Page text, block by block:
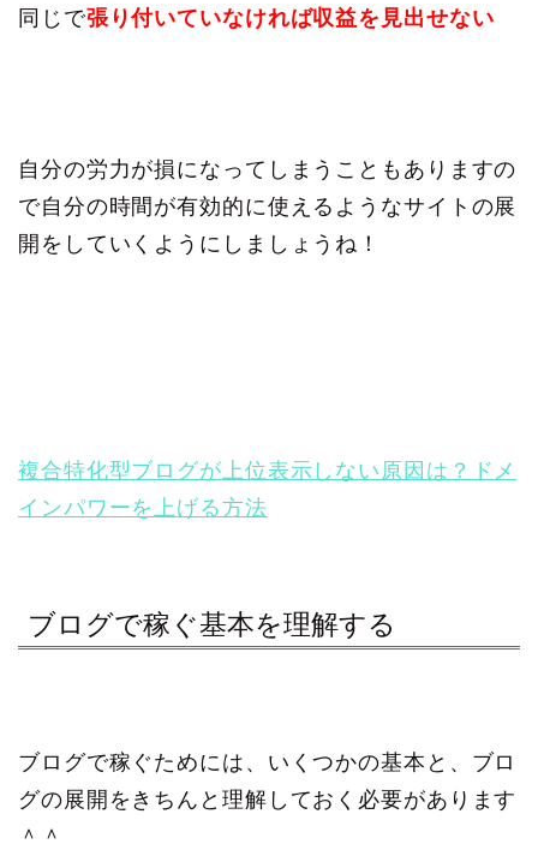
同じで張り付いていなければ収益を見出せない
自分の労力が損になってしまうこともありますの
で自分の時間が有効的に使えるようなサイトの展
開をしていくようにしましょうね！
複合特化型ブログが上位表示しない原因は？ドメ
インパワーを上げる方法
ブログで稼ぐ基本を理解する
ブログで稼ぐためには、いくつかの基本と、ブロ
グの展開をきちんと理解しておく必要があります
＾＾